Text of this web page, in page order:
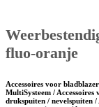
fluo-oranje
Accessoires voor
MultiSysteem /
drukspuiten / nevelspuiten /